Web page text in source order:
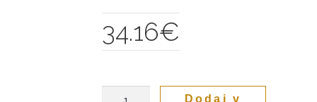
34.16€
Dodaj v